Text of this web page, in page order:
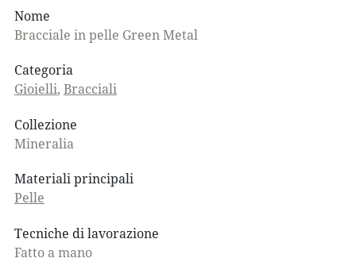
Nome
Bracciale in pelle Green Metal
Categoria
Gioielli, Bracciali
Collezione
Mineralia
Materiali principali
Pelle
Tecniche di lavorazione
Fatto a mano